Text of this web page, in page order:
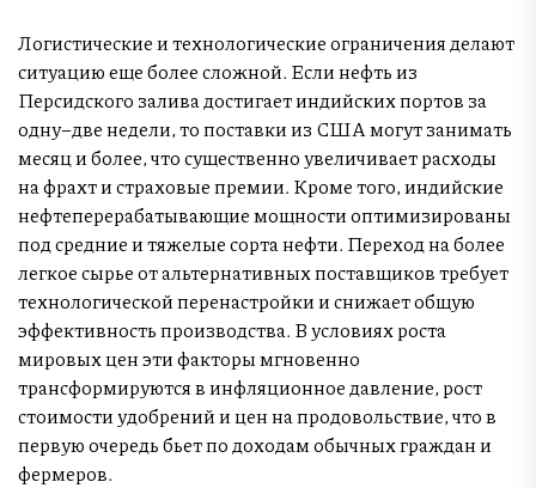
Логистические и технологические ограничения делают
ситуацию еще более сложной. Если нефть из
Персидского залива достигает индийских портов за
одну–две недели, то поставки из США могут занимать
месяц и более, что существенно увеличивает расходы
на фрахт и страховые премии. Кроме того, индийские
нефтеперерабатывающие мощности оптимизированы
под средние и тяжелые сорта нефти. Переход на более
легкое сырье от альтернативных поставщиков требует
технологической перенастройки и снижает общую
эффективность производства. В условиях роста
мировых цен эти факторы мгновенно
трансформируются в инфляционное давление, рост
стоимости удобрений и цен на продовольствие, что в
первую очередь бьет по доходам обычных граждан и
фермеров.